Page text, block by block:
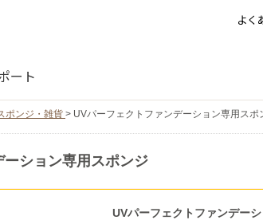
ート
よく
ポンジ・雑貨 > UVパーフェクトファンデーション専用スポ
ション専用スポンジ
UVパーフェクトファンデー